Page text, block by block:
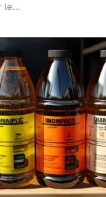
le…